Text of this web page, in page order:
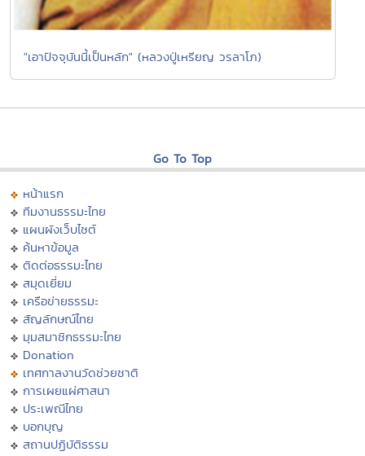
"เอาปัจจุบันนี้เป็นหลัก" (หลวงปู่เหรียญ วรลาโภ)
Go To Top
หน้าแรก
ทีมงานธรรมะไทย
แผนผังเว็บไซต์
ค้นหาข้อมูล
ติดต่อธรรมะไทย
สมุดเยี่ยม
เครือข่ายธรรมะ
สัญลักษณ์ไทย
มุมสมาชิกธรรมะไทย
Donation
เทศกาลงานวัดช่วยชาติ
การเผยแผ่ศาสนา
ประเพณีไทย
บอกบุญ
สถานปฏิบัติธรรม